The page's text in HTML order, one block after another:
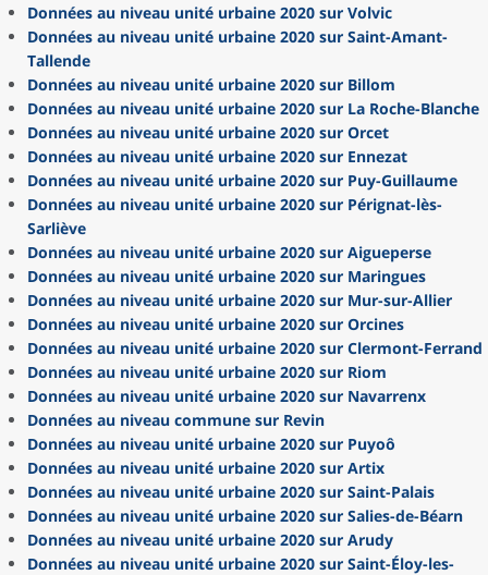
Données au niveau unité urbaine 2020 sur Volvic
Données au niveau unité urbaine 2020 sur Saint-Amant-
Tallende
Données au niveau unité urbaine 2020 sur Billom
Données au niveau unité urbaine 2020 sur La Roche-Blanche
Données au niveau unité urbaine 2020 sur Orcet
Données au niveau unité urbaine 2020 sur Ennezat
Données au niveau unité urbaine 2020 sur Puy-Guillaume
Données au niveau unité urbaine 2020 sur Pérignat-lès-
Sarliève
Données au niveau unité urbaine 2020 sur Aigueperse
Données au niveau unité urbaine 2020 sur Maringues
Données au niveau unité urbaine 2020 sur Mur-sur-Allier
Données au niveau unité urbaine 2020 sur Orcines
Données au niveau unité urbaine 2020 sur Clermont-Ferrand
Données au niveau unité urbaine 2020 sur Riom
Données au niveau unité urbaine 2020 sur Navarrenx
Données au niveau commune sur Revin
Données au niveau unité urbaine 2020 sur Puyoô
Données au niveau unité urbaine 2020 sur Artix
Données au niveau unité urbaine 2020 sur Saint-Palais
Données au niveau unité urbaine 2020 sur Salies-de-Béarn
Données au niveau unité urbaine 2020 sur Arudy
Données au niveau unité urbaine 2020 sur Saint-Éloy-les-